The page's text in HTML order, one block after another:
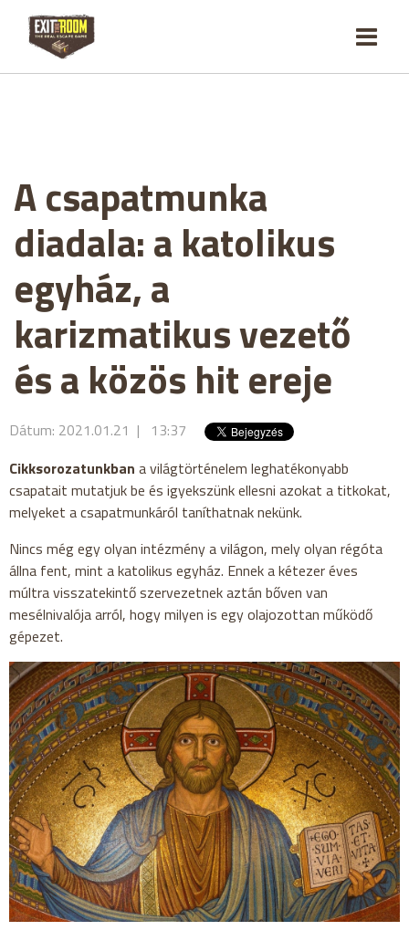
A csapatmunka
diadala: a katolikus
egyház, a
karizmatikus vezető
és a közös hit ereje
Dátum: 2021.01.21 | 13:37
Cikksorozatunkban a világtörténelem leghatékonyabb
csapatait mutatjuk be és igyekszünk ellesni azokat a titkokat,
melyeket a csapatmunkáról taníthatnak nekünk.
Nincs még egy olyan intézmény a világon, mely olyan régóta
állna fent, mint a katolikus egyház. Ennek a kétezer éves
múltra visszatekintő szervezetnek aztán bőven van
mesélnivalója arról, hogy milyen is egy olajozottan működő
gépezet.